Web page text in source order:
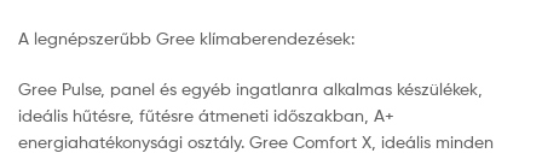
A legnépszerűbb Gree klímaberendezések:
Gree Pulse, panel és egyéb ingatlanra alkalmas készülékek,
ideális hűtésre, fűtésre átmeneti időszakban, A+
energiahatékonysági osztály. Gree Comfort X, ideális minden